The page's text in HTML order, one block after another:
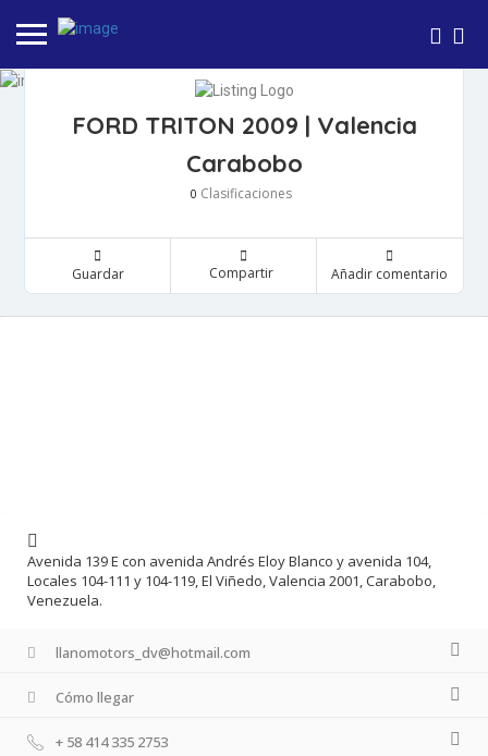
FORD TRITON 2009 | Valencia
Carabobo
0 Clasificaciones
Guardar Compartir Añadir comentario
Avenida 139 E con avenida Andrés Eloy Blanco y avenida 104,
Locales 104-111 y 104-119, El Viñedo, Valencia 2001, Carabobo,
Venezuela.
llanomotors_dv@hotmail.com
Cómo llegar
+ 58 414 335 2753